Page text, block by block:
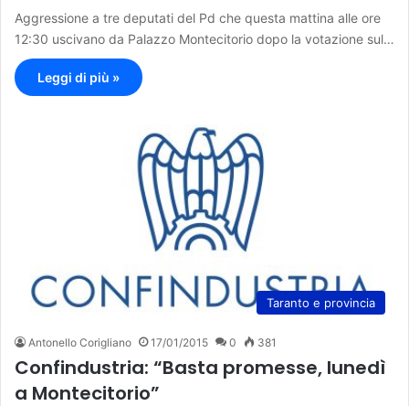
Aggressione a tre deputati del Pd che questa mattina alle ore
12:30 uscivano da Palazzo Montecitorio dopo la votazione sul…
Leggi di più »
Taranto e provincia
Antonello Corigliano 17/01/2015 0 381
Confindustria: “Basta promesse, lunedì
a Montecitorio”